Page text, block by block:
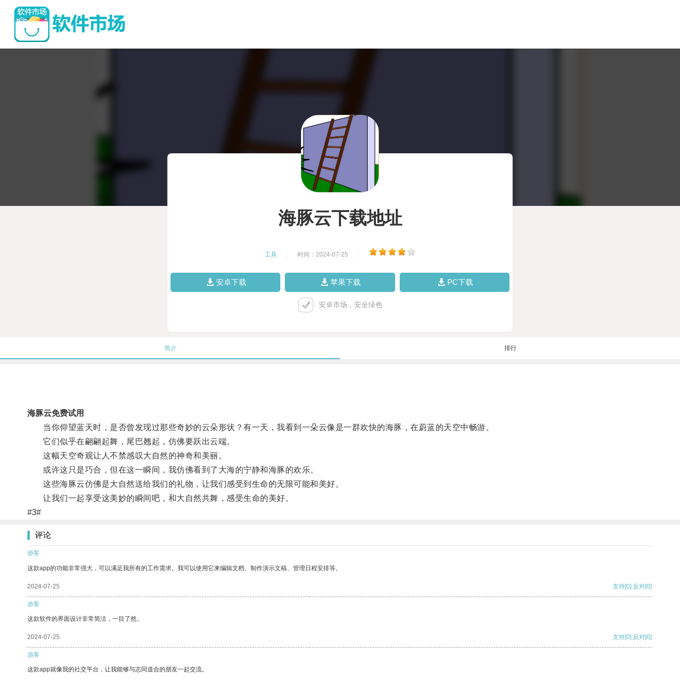
海豚云下载地址
工具 时间：2024-07-25
安卓下载 苹果下载 PC下载
安卓市场，安全绿色
简介 排行
海豚云免费试用
当你仰望蓝天时，是否曾发现过那些奇妙的云朵形状？有一天，我看到一朵云像是一群欢快的海豚，在蔚蓝的天空中畅游。
它们似乎在翩翩起舞，尾巴翘起，仿佛要跃出云端。
这幅天空奇观让人不禁感叹大自然的神奇和美丽。
或许这只是巧合，但在这一瞬间，我仿佛看到了大海的宁静和海豚的欢乐。
这些海豚云仿佛是大自然送给我们的礼物，让我们感受到生命的无限可能和美好。
让我们一起享受这美妙的瞬间吧，和大自然共舞，感受生命的美好。
#3#
评论
游客
这款app的功能非常强大，可以满足我所有的工作需求。我可以使用它来编辑文档、制作演示文稿、管理日程安排等。
2024-07-25 支持[0] 反对[0]
游客
这款软件的界面设计非常简洁，一目了然。
2024-07-25 支持[0] 反对[0]
游客
这款app就像我的社交平台，让我能够与志同道合的朋友一起交流。